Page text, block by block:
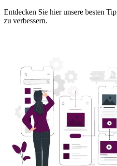
Entdecken Sie hier unsere besten
zu verbessern.